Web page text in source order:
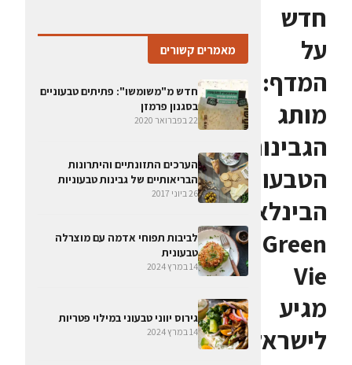
חדש
על
המדף:
מותג
הגבינות
הטבעוניות
הבינלאומי
Green
Vie
מגיע
לישראל
מאמרים קשורים
חדש מ"משומשו": פתיתים טבעוניים
בסגנון פרמזן
22 בפברואר 2020
הערכים התזונתיים והיתרונות
הבריאותיים של גבינות טבעוניות
26 ביוני 2017
לביבות תפוחי אדמה עם מוצרלה
טבעונית
14 במרץ 2024
גירוס יווני טבעוני במילוי פטריות
14 במרץ 2024